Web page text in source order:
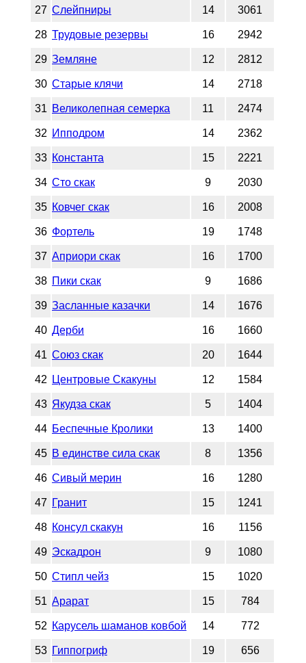
27 Слейпниры 14 3061
28 Трудовые резервы 16 2942
29 Земляне 12 2812
30 Старые клячи 14 2718
31 Великолепная семерка 11 2474
32 Ипподром 14 2362
33 Константа 15 2221
34 Сто скак 9 2030
35 Ковчег скак 16 2008
36 Фортель 19 1748
37 Априори скак 16 1700
38 Пики скак 9 1686
39 Засланные казачки 14 1676
40 Дерби 16 1660
41 Союз скак 20 1644
42 Центровые Скакуны 12 1584
43 Якудза скак 5 1404
44 Беспечные Кролики 13 1400
45 В единстве сила скак 8 1356
46 Сивый мерин 16 1280
47 Гранит 15 1241
48 Консул скакун 16 1156
49 Эскадрон 9 1080
50 Стипл чейз 15 1020
51 Арарат 15 784
52 Карусель шаманов ковбой 14 772
53 Гиппогриф 19 656